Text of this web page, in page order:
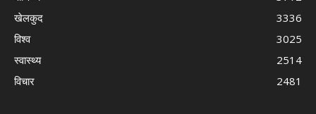
खेलकुद
3336
विश्व
3025
स्वास्थ्य
2514
विचार
2481